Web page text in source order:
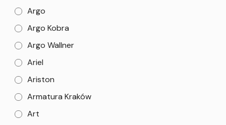
Argo
Argo Kobra
Argo Wallner
Ariel
Ariston
Armatura Kraków
Art